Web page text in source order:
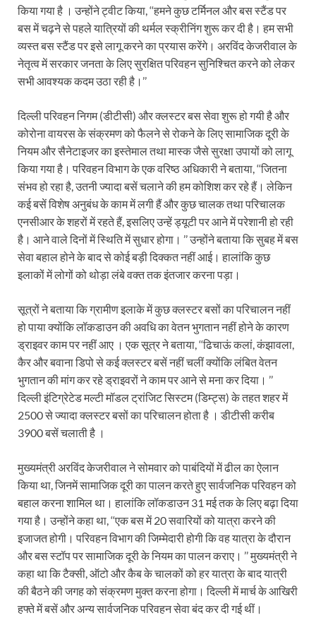
किया गया है । उन्होंने ट्वीट किया, ‘‘हमने कुछ टर्मिनल और बस स्टैंड पर
बस में चढ़ने से पहले यात्रियों की थर्मल स्क्रीनिंग शुरू कर दी है। हम सभी
व्यस्त बस स्टैंड पर इसे लागू करने का प्रयास करेंगे। अरविंद केजरीवाल के
नेतृत्व में सरकार जनता के लिए सुरक्षित परिवहन सुनिश्चित करने को लेकर
सभी आवश्यक कदम उठा रही है।’’
दिल्ली परिवहन निगम (डीटीसी) और क्लस्टर बस सेवा शुरू हो गयी है और
कोरोना वायरस के संक्रमण को फैलने से रोकने के लिए सामाजिक दूरी के
नियम और सैनेटाइजर का इस्तेमाल तथा मास्क जैसे सुरक्षा उपायों को लागू
किया गया है। परिवहन विभाग के एक वरिष्ठ अधिकारी ने बताया, ‘‘जितना
संभव हो रहा है, उतनी ज्यादा बसें चलाने की हम कोशिश कर रहे हैं। लेकिन
कई बसें विशेष अनुबंध के काम में लगी हैं और कुछ चालक तथा परिचालक
एनसीआर के शहरों में रहते हैं, इसलिए उन्हें ड्यूटी पर आने में परेशानी हो रही
है। आने वाले दिनों में स्थिति में सुधार होगा। ’’ उन्होंने बताया कि सुबह में बस
सेवा बहाल होने के बाद से कोई बड़ी दिक्कत नहीं आई। हालांकि कुछ
इलाकों में लोगों को थोड़ा लंबे वक्त तक इंतजार करना पड़ा।
सूत्रों ने बताया कि ग्रामीण इलाके में कुछ क्लस्टर बसों का परिचालन नहीं
हो पाया क्योंकि लॉकडाउन की अवधि का वेतन भुगतान नहीं होने के कारण
ड्राइवर काम पर नहीं आए । एक सूत्र ने बताया, ‘‘ढिचाऊं कलां, कंझावला,
कैर और बवाना डिपो से कई क्लस्टर बसें नहीं चलीं क्योंकि लंबित वेतन
भुगतान की मांग कर रहे ड्राइवरों ने काम पर आने से मना कर दिया। ’’
दिल्ली इंटिग्रेटेड मल्टी मॉडल ट्रांजिट सिस्टम (डिम्ट्स) के तहत शहर में
2500 से ज्यादा क्लस्टर बसों का परिचालन होता है । डीटीसी करीब
3900 बसें चलाती है ।
मुख्यमंत्री अरविंद केजरीवाल ने सोमवार को पाबंदियों में ढील का ऐलान
किया था, जिनमें सामाजिक दूरी का पालन करते हुए सार्वजनिक परिवहन को
बहाल करना शामिल था। हालांकि लॉकडाउन 31 मई तक के लिए बढ़ा दिया
गया है। उन्होंने कहा था, ‘‘एक बस में 20 सवारियों को यात्रा करने की
इजाजत होगी। परिवहन विभाग की जिम्मेदारी होगी कि वह यात्रा के दौरान
और बस स्टॉप पर सामाजिक दूरी के नियम का पालन कराए। ’’ मुख्यमंत्री ने
कहा था कि टैक्सी, ऑटो और कैब के चालकों को हर यात्रा के बाद यात्री
की बैठने की जगह को संक्रमण मुक्त करना होगा। दिल्ली में मार्च के आखिरी
हफ्ते में बसें और अन्य सार्वजनिक परिवहन सेवा बंद कर दी गई थीं।